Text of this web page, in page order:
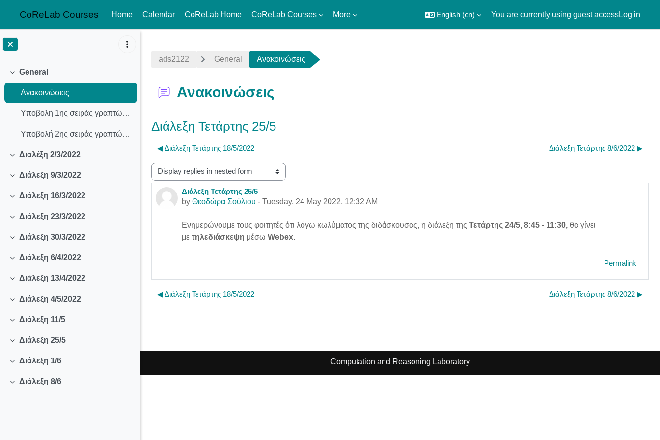
CoReLab Courses Home Calendar CoReLab Home CoReLab Courses More English ‎(en)‎ You are currently using guest accessLog in
Collapse
General
Ανακοινώσεις
Υποβολή 1ης σειράς γραπτών ασκήσεων
Υποβολή 2ης σειράς γραπτών ασκήσεων
Collapse
Διαλέξη 2/3/2022
Collapse
Διάλεξη 9/3/2022
Collapse
Διάλεξη 16/3/2022
Collapse
Διάλεξη 23/3/2022
Collapse
Διάλεξη 30/3/2022
Collapse
Διάλεξη 6/4/2022
Collapse
Διάλεξη 13/4/2022
Collapse
Διάλεξη 4/5/2022
Collapse
Διάλεξη 11/5
Collapse
Διάλεξη 25/5
Collapse
Διάλεξη 1/6
Collapse
Διάλεξη 8/6
ads2122 General Ανακοινώσεις
Ανακοινώσεις
Διάλεξη Τετάρτης 25/5
◀︎ Διάλεξη Τετάρτης 18/5/2022 Διάλεξη Τετάρτης 8/6/2022 ▶︎
Display mode
Διάλεξη Τετάρτης 25/5
by Θεοδώρα Σούλιου - Tuesday, 24 May 2022, 12:32 AM
Number of replies: 0
Ενημερώνουμε τους φοιτητές ότι λόγω κωλύματος της διδάσκουσας, η διάλεξη της Τετάρτης 24/5, 8:45 - 11:30, θα γίνει
με τηλεδιάσκεψη μέσω Webex.
Permalink
◀︎ Διάλεξη Τετάρτης 18/5/2022 Διάλεξη Τετάρτης 8/6/2022 ▶︎
Computation and Reasoning Laboratory